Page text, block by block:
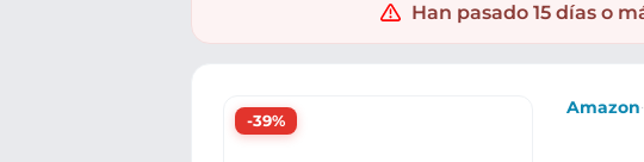
Han pasado 15 días o
-39%
Amazon